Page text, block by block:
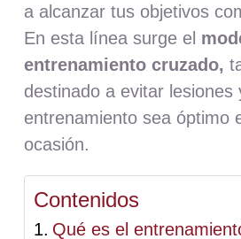
a alcanzar tus objetivos
En esta línea surge el
entrenamiento cruzado,
destinado a evitar lesiones
entrenamiento sea óptimo
ocasión.
Contenidos
Qué es el